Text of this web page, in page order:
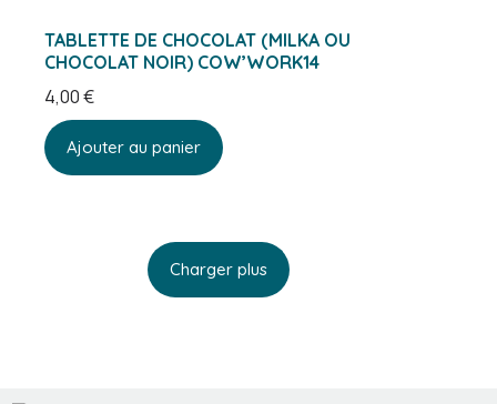
TABLETTE DE CHOCOLAT (MILKA OU
CHOCOLAT NOIR) COW’WORK14
4,00€
Ajouter au panier
Charger plus